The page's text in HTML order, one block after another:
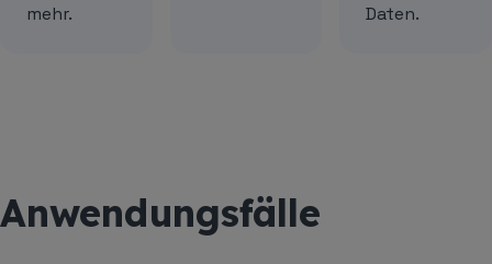
mehr.
Daten.
Anwendungsfälle